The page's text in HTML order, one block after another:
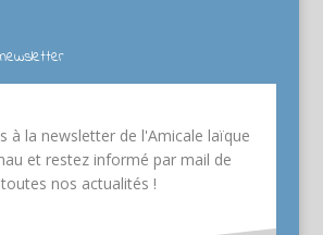
à la newsletter de l'Amicale laïque
et restez informé par mail de
toutes nos actualités !